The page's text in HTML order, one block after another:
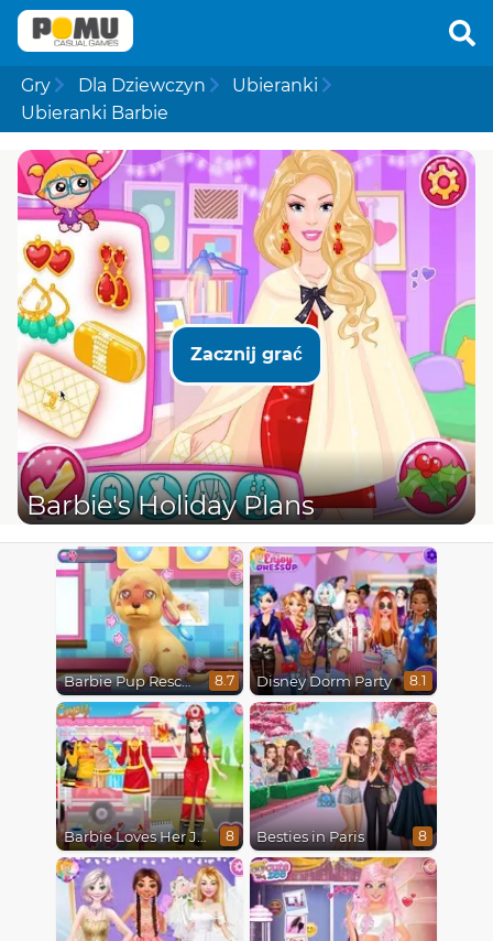
Gry Dla Dziewczyn
Ubieranki
Ubieranki Barbie
Zacznij grać
Barbie's Holiday Plans
Barbie Pup Rescue 8.7 Disney Dorm Party 8.1
Barbie Loves Her Job 8 Besties in Paris 8